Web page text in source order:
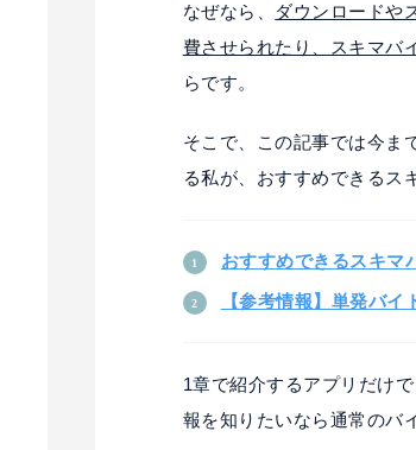
なぜなら、
ダウンロードや
費させられたり、スキマバ
らです。
そこで、この記事では今ま
る私が、おすすめできるス
おすすめできるスキマ
【参考情報】単発バ
1章で紹介するアプリだけ
報を知りたいなら通常のバ